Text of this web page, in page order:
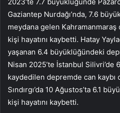
Gaziantep Nurdağı’nda, 7.6
meydana gelen
kişi hayatını kaybetti. Hatay
yaşanan 6.4 büyüklüğündeki
Nisan 2025’te İstanbul Silivri’de
kaydedilen depremde can kaybı
Sındırgı’da 10 Ağustos’ta 6.1
kişi hayatını kaybetti.